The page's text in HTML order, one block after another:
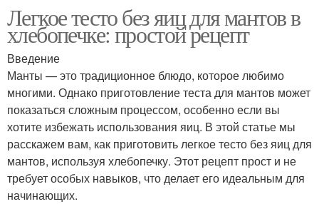
Легкое тесто без яиц для мантов в
хлебопечке: простой рецепт
Введение
Манты — это традиционное блюдо, которое любимо
многими. Однако приготовление теста для мантов может
показаться сложным процессом, особенно если вы
хотите избежать использования яиц. В этой статье мы
расскажем вам, как приготовить легкое тесто без яиц для
мантов, используя хлебопечку. Этот рецепт прост и не
требует особых навыков, что делает его идеальным для
начинающих.